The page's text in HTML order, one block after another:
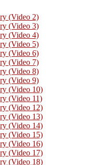
(Video 2)
(Video 3)
(Video 4)
(Video 5)
(Video 6)
(Video 7)
(Video 8)
(Video 9)
(Video 10)
(Video 11)
(Video 12)
(Video 13)
(Video 14)
(Video 15)
(Video 16)
(Video 17)
(Video 18)